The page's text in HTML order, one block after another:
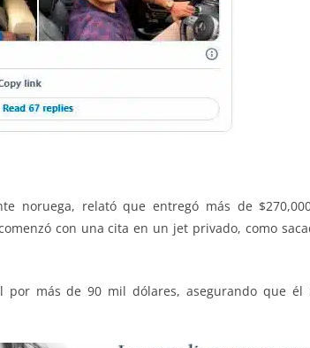
noruega, relató que entregó más de
con una cita en un jet privado, como
más de 90 mil dólares, asegurando que él